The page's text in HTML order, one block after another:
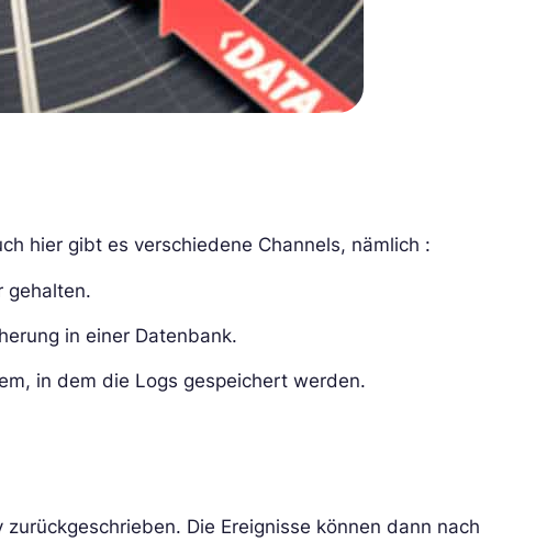
hier gibt es verschiedene Channels, nämlich :
gehalten.
in einer Datenbank.
in dem die Logs gespeichert werden.
Die Ereignisse können dann nach